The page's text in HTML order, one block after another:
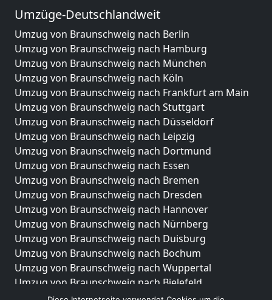
Umzüge-Deutschlandweit
Umzug von Braunschweig nach Berlin
Umzug von Braunschweig nach Hamburg
Umzug von Braunschweig nach München
Umzug von Braunschweig nach Köln
Umzug von Braunschweig nach Frankfurt am Main
Umzug von Braunschweig nach Stuttgart
Umzug von Braunschweig nach Düsseldorf
Umzug von Braunschweig nach Leipzig
Umzug von Braunschweig nach Dortmund
Umzug von Braunschweig nach Essen
Umzug von Braunschweig nach Bremen
Umzug von Braunschweig nach Dresden
Umzug von Braunschweig nach Hannover
Umzug von Braunschweig nach Nürnberg
Umzug von Braunschweig nach Duisburg
Umzug von Braunschweig nach Bochum
Umzug von Braunschweig nach Wuppertal
Umzug von Braunschweig nach Bielefeld
Umzug von Braunschweig nach Bonn